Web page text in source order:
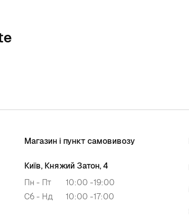
Магазин і пункт самовивозу
Київ, Княжий Затон, 4
Пн - Пт
10:00 -19:00
Сб - Нд
10:00 -17:00